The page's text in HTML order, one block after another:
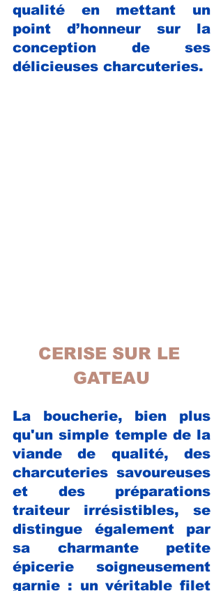
qualité en mettant un
point d’honneur sur la
conception de ses
délicieuses charcuteries.
CERISE SUR LE
GATEAU
La boucherie, bien plus
qu'un simple temple de la
viande de qualité, des
charcuteries savoureuses
et des préparations
traiteur irrésistibles, se
distingue également par
sa charmante petite
épicerie soigneusement
garnie : un véritable filet